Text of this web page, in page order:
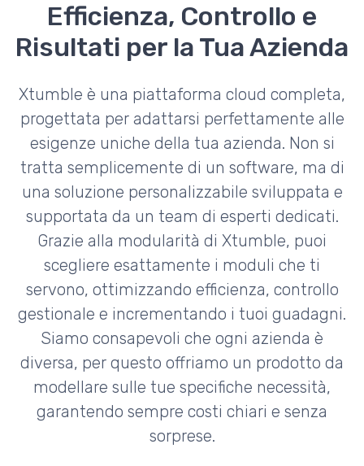
Efficienza, Controllo e
Risultati per la Tua Azienda
Xtumble è una piattaforma cloud completa,
progettata per adattarsi perfettamente alle
esigenze uniche della tua azienda. Non si
tratta semplicemente di un software, ma di
una soluzione personalizzabile sviluppata e
supportata da un team di esperti dedicati.
Grazie alla modularità di Xtumble, puoi
scegliere esattamente i moduli che ti
servono, ottimizzando efficienza, controllo
gestionale e incrementando i tuoi guadagni.
Siamo consapevoli che ogni azienda è
diversa, per questo offriamo un prodotto da
modellare sulle tue specifiche necessità,
garantendo sempre costi chiari e senza
sorprese.